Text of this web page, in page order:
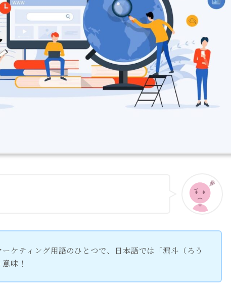
ーケティング用語のひとつで、日本語では「漏斗（ろう
味！